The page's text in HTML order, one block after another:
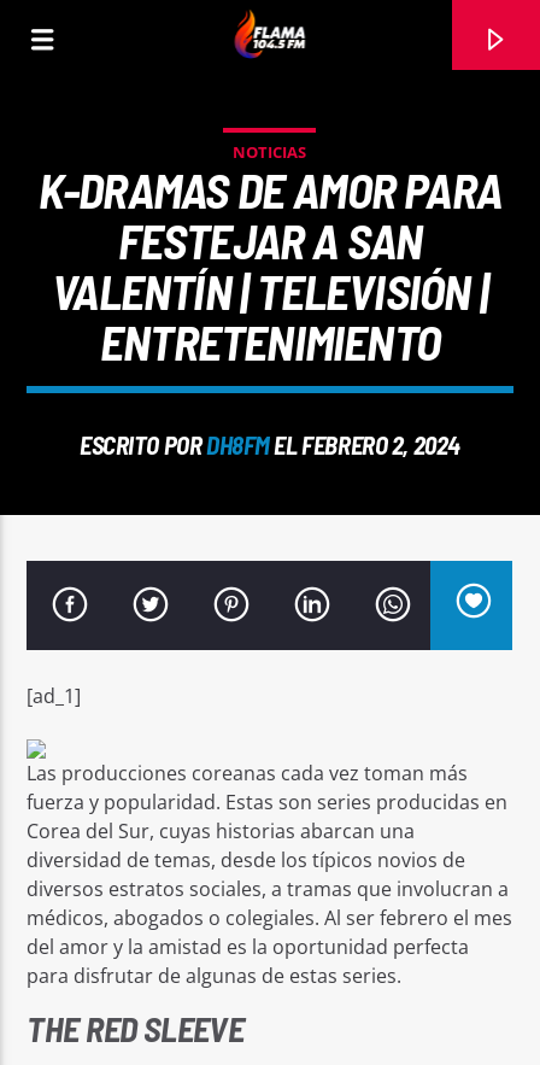
CANCIÓN ACTUAL
ARTISTA
Señal FM
NOTICIAS
K-DRAMAS DE AMOR PARA
FESTEJAR A SAN
VALENTÍN | TELEVISIÓN |
ENTRETENIMIENTO
ESCRITO PORDH8FMEL FEBRERO 2, 2024
[ad_1]
Las producciones coreanas cada vez toman más
fuerza y popularidad. Estas son series producidas en
Corea del Sur, cuyas historias abarcan una
diversidad de temas, desde los típicos novios de
diversos estratos sociales, a tramas que involucran a
médicos, abogados o colegiales. Al ser febrero el mes
del amor y la amistad es la oportunidad perfecta
para disfrutar de algunas de estas series.
THE RED SLEEVE